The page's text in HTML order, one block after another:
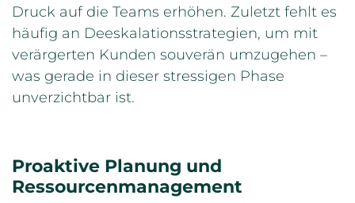
Druck auf die Teams erhöhen. Zuletzt fehlt es
häufig an Deeskalationsstrategien, um mit
verärgerten Kunden souverän umzugehen –
was gerade in dieser stressigen Phase
unverzichtbar ist.
Proaktive Planung und
Ressourcenmanagement